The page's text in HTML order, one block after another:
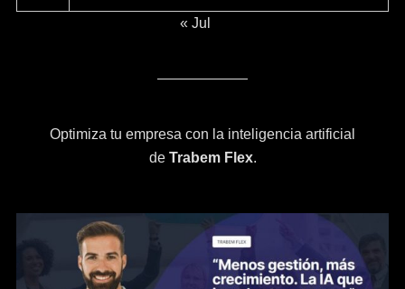
« Jul
Optimiza tu empresa con la inteligencia artificial
de Trabem Flex.